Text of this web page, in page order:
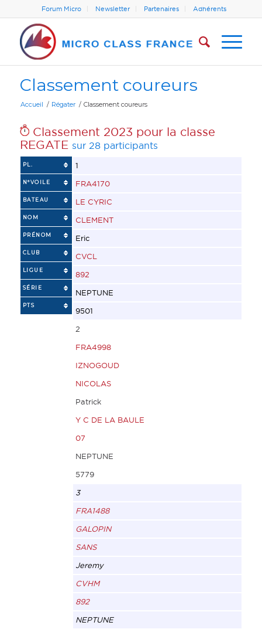
Forum Micro Newsletter Partenaires Adhérents
Classement coureurs
Accueil / Régater / Classement coureurs
Classement 2023 pour la classe
REGATE sur 28 participants
PL.
N°VOILE
BATEAU
NOM
PRÉNOM
CLUB
LIGUE
SÉRIE
PTS
1
FRA4170
LE CYRIC
CLEMENT
Eric
CVCL
892
NEPTUNE
9501
2
FRA4998
IZNOGOUD
NICOLAS
Patrick
Y C DE LA BAULE
07
NEPTUNE
5779
3
FRA1488
GALOPIN
SANS
Jeremy
CVHM
892
NEPTUNE